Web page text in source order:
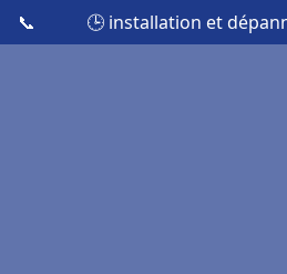
📞 🕒 installation et